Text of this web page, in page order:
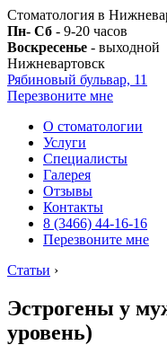
Стоматология в
Пн- Сб - 9-20 часов
Воскресенье - выходной
Нижневартовск
Рябиновый бульвар, 11
Перезвоните мне
О стоматологии
Услуги
Специалисты
Галерея
Отзывы
Контакты
8 (3466) 44-16-16
Перезвоните мне
Статьи ›
Эстрогены у
уровень)